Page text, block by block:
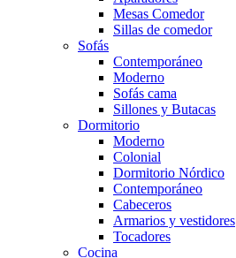
Mesas Comedor
Sillas de comedor
Sofás
Contemporáneo
Moderno
Sofás cama
Sillones y Butacas
Dormitorio
Moderno
Colonial
Dormitorio Nórdico
Contemporáneo
Cabeceros
Armarios y vestidores
Tocadores
Cocina